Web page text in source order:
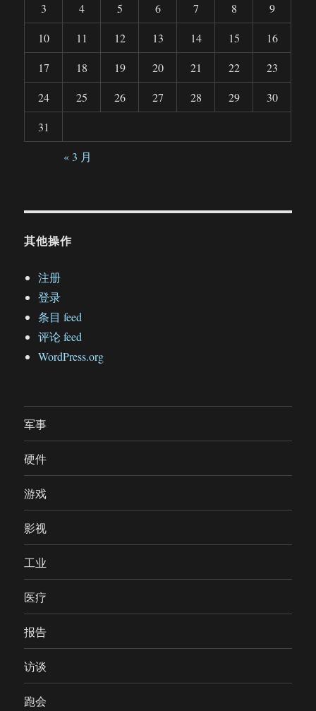
3
4 5 6 7 8
9
10
11 12 13 14 15
16
17
18 19 20 21 22
23
24
25 26 27 28 29
30
31
« 3 月
其他操作
注册
登录
条目 feed
评论 feed
WordPress.org
军事
硬件
游戏
影视
工业
医疗
报告
访谈
跑会